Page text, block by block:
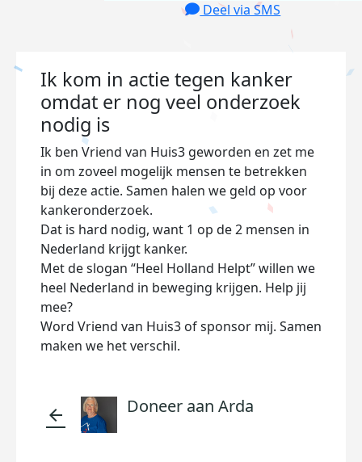
Deel via SMS
Ik kom in actie tegen kanker
omdat er nog veel onderzoek
nodig is
Ik ben Vriend van Huis3 geworden en zet me
in om zoveel mogelijk mensen te betrekken
bij deze actie. Samen halen we geld op voor
kankeronderzoek.
Dat is hard nodig, want 1 op de 2 mensen in
Nederland krijgt kanker.
Met de slogan “Heel Holland Helpt” willen we
heel Nederland in beweging krijgen. Help jij
mee?
Word Vriend van Huis3 of sponsor mij. Samen
maken we het verschil.
arrow_back Doneer aan Arda